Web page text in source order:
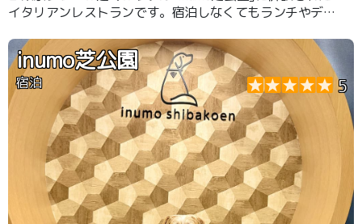
イタリアンレストランです。宿泊しなくてもランチやディ
ペットカートの貸出があります。また,スタッフの方が撫
でてくださったり,相性の悪いわんこ同士は別の席に案内
してくださったりととても配慮して下さり安心してお食事
を楽しめました。
inumo芝公園
宿泊 5